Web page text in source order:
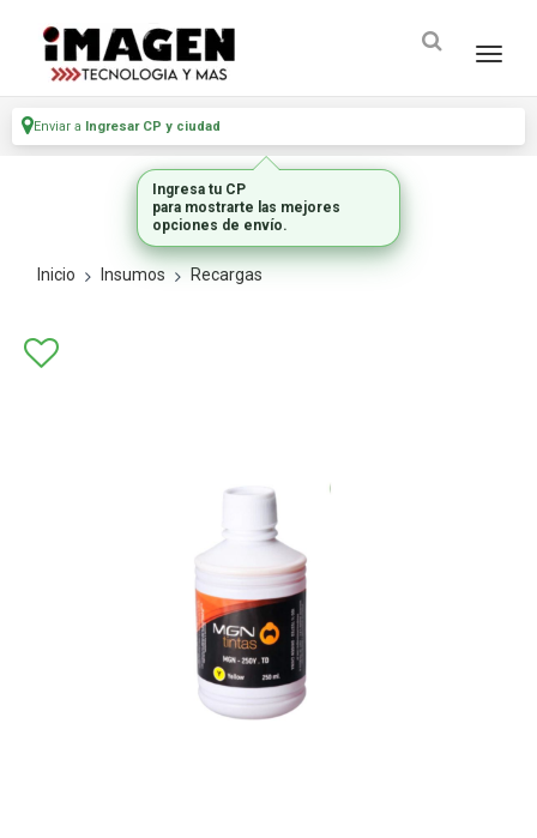
Enviar a Ingresar CP y ciudad
Inicio Insumos Recargas
Ingresa tu CP
para mostrarte las mejores
opciones de envío.